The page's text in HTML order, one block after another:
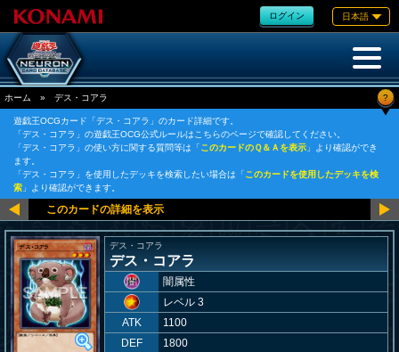
ログイン 日本語
ホーム » デス・コアラ ?
遊戯王OCGカード「デス・コアラ」のカード詳細です。
「デス・コアラ」の遊戯王OCG公式ルールはこちらのページで確認してください。
「デス・コアラ」の使い方に関する質問等は「このカードのＱ＆Ａを表示 」より確認ができ
ます。
「デス・コアラ」を使用したデッキを検索したい場合は「このカードを使用したデッキを検
索 」より確認ができます。
デス・コアラ
デス・コアラ
闇属性
レベル 3
ATK
1100
DEF
1800